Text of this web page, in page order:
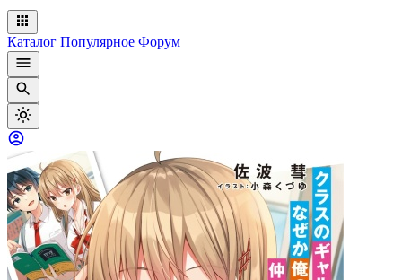
Каталог Популярное Форум